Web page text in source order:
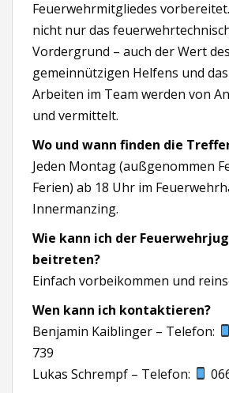
Feuerwehrmitgliedes
nicht nur das
Vordergrund – auch der Wert des
gemeinnützigen Helfens und
Arbeiten im Team werden von
und vermittelt.
Wo und wann finden die
Jeden Montag (außgenommen
Ferien) ab 18 Uhr im
Innermanzing.
Wie kann ich der
beitreten?
Einfach vorbeikommen und
Wen kann ich kontaktieren?
Benjamin Kaiblinger – Telefon:
739
Lukas Schrempf – Telefon: